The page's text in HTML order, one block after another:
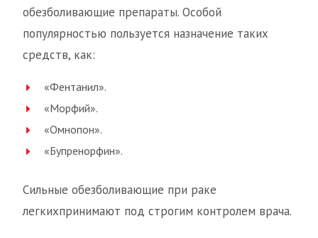
обезболивающие препараты. Особой
популярностью пользуется назначение таких
средств, как:
«Фентанил».
«Морфий».
«Омнопон».
«Бупренорфин».
Сильные обезболивающие при раке
легкихпринимают под строгим контролем врача.